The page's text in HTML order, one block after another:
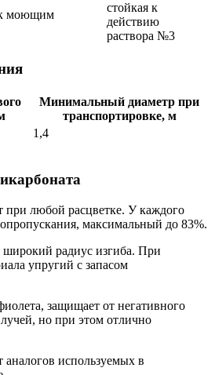
к моющим
стойкая к
действию
раствора №3
Минимальный диаметр при
транспортировке, м
1,4
при любой расцветке. У каждого
максимальный до 83%.
радиус изгиба. При
упругий с запасом
защищает от негативного
но при этом отлично
используемых в